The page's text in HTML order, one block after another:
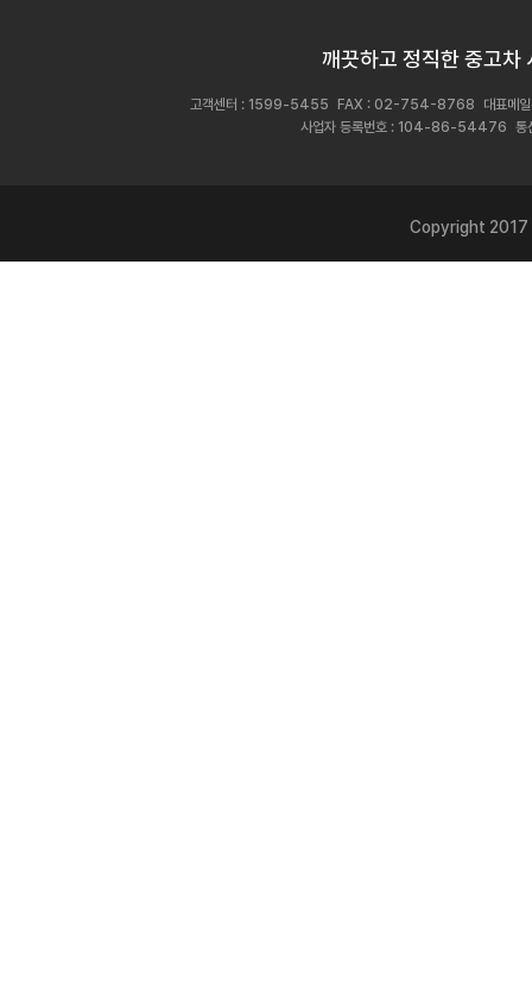
깨끗하고 정직한 중고
고객센터 : 1599-5455 FAX : 02-754-8768
대표메
사업자 등록번호 : 104-86-54476 통
Copyright 2017